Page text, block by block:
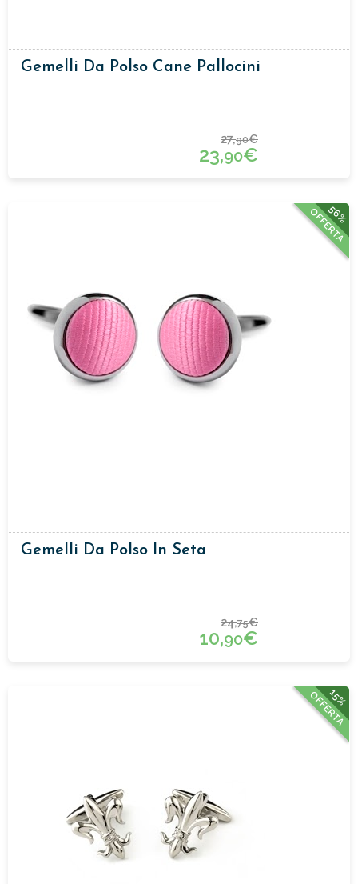
Gemelli Da Polso Cane Pallocini
27,90€
23,90€
56%
OFFERTA
Gemelli Da Polso In Seta
24,75€
10,90€
15%
OFFERTA